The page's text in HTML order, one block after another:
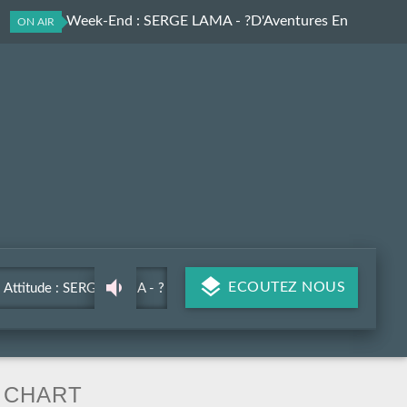
ON AIR
Attitude Week-End : SERGE LAMA - ?D'Aventures En
Attitude : SERGE LAMA - ?
D'Aventures En Aventures
ECOUTEZ NOUS
CHART